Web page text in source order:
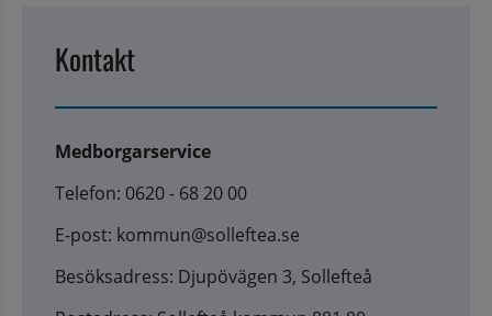
Kontakt
Medborgarservice
Telefon: 0620 - 68 20 00
E-post: kommun@solleftea.se
Besöksadress: Djupövägen 3, Sollefteå